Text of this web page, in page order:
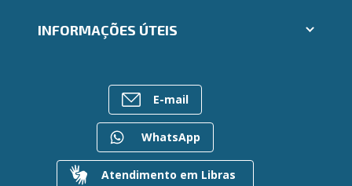
Trabalhe Conosco
Ailos Educação
Gerenciar Cookies
Consórcios
Para empresas
INFORMAÇÕES ÚTEIS
Postos de Atendimento
Regularização de dívidas
Valores a Receber
Contato
Canal de Ética
E-mail
WhatsApp
Atendimento em Libras